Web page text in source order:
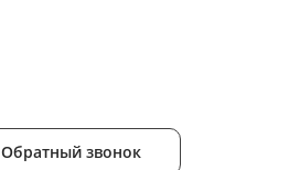
Обратный звонок